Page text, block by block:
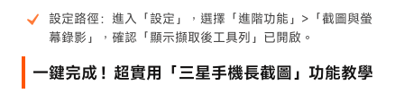
設定路徑：進入「設定」，選擇「進階功能」>「截圖與螢
幕錄影」，確認「顯示擷取後工具列」已開啟。
一鍵完成！超實用「三星手機長截圖」功能教學